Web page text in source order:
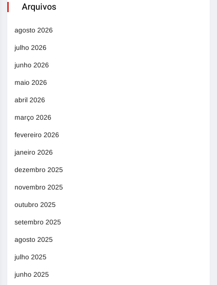
Arquivos
agosto 2026
julho 2026
junho 2026
maio 2026
abril 2026
março 2026
fevereiro 2026
janeiro 2026
dezembro 2025
novembro 2025
outubro 2025
setembro 2025
agosto 2025
julho 2025
junho 2025